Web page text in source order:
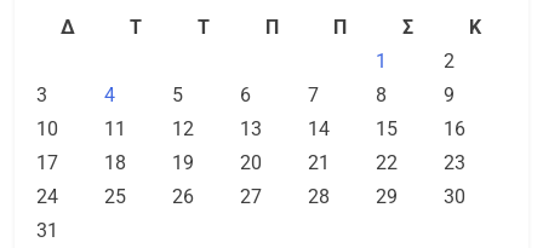
Δ
Τ Τ Π Π Σ
Κ
1
2
3
4 5 6 7 8
9
10
11 12 13 14 15
16
17
18 19 20 21 22
23
24
25 26 27 28 29
30
31